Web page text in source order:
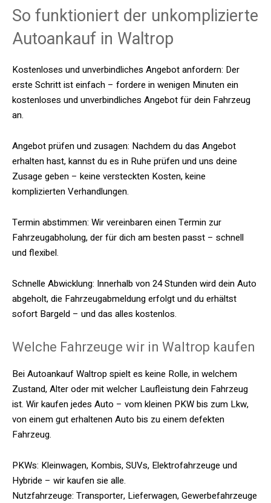
So funktioniert der unkomplizierte
Autoankauf in Waltrop
Kostenloses und unverbindliches Angebot anfordern: Der
erste Schritt ist einfach – fordere in wenigen Minuten ein
kostenloses und unverbindliches Angebot für dein Fahrzeug
an.
Angebot prüfen und zusagen: Nachdem du das Angebot
erhalten hast, kannst du es in Ruhe prüfen und uns deine
Zusage geben – keine versteckten Kosten, keine
komplizierten Verhandlungen.
Termin abstimmen: Wir vereinbaren einen Termin zur
Fahrzeugabholung, der für dich am besten passt – schnell
und flexibel.
Schnelle Abwicklung: Innerhalb von 24 Stunden wird dein Auto
abgeholt, die Fahrzeugabmeldung erfolgt und du erhältst
sofort Bargeld – und das alles kostenlos.
Welche Fahrzeuge wir in Waltrop kaufen
Bei Autoankauf Waltrop spielt es keine Rolle, in welchem
Zustand, Alter oder mit welcher Laufleistung dein Fahrzeug
ist. Wir kaufen jedes Auto – vom kleinen PKW bis zum Lkw,
von einem gut erhaltenen Auto bis zu einem defekten
Fahrzeug.
PKWs: Kleinwagen, Kombis, SUVs, Elektrofahrzeuge und
Hybride – wir kaufen sie alle.
Nutzfahrzeuge: Transporter, Lieferwagen, Gewerbefahrzeuge